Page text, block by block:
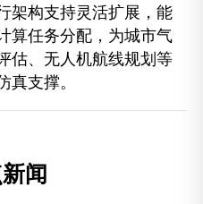
架构支持灵活扩展，能
算任务分配，为城市气
估、无人机航线规划等
真支撑。
闻